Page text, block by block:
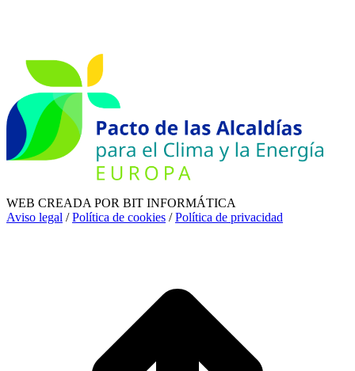
WEB CREADA POR BIT INFORMÁTICA
Aviso legal /Política de cookies /Política de privacidad